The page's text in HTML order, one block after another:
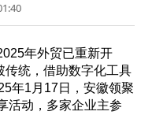
年外贸已重新开
传统，借助数字化工具
年1月17日，安徽领聚
活动，多家企业主参